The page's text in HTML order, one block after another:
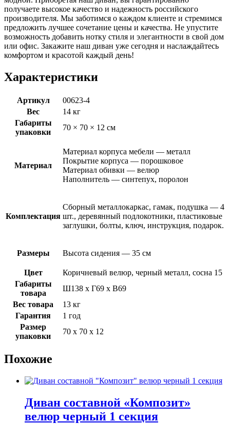
получаете высокое качество и надежность российского
производителя. Мы заботимся о каждом клиенте и стремимся
предложить лучшее сочетание цены и качества. Не упустите
возможность добавить нотку стиля и элегантности в свой дом
или офис. Закажите наш диван уже сегодня и наслаждайтесь
комфортом и красотой каждый день!
Характеристики
Артикул
00623-4
Вес
14 кг
Габариты
упаковки
70 × 70 × 12 см
Материал
Материал корпуса мебели — металл
Покрытие корпуса — порошковое
Материал обивки — велюр
Наполнитель — синтепух, поролон
Комплектация
Сборный металлокаркас, гамак, подушка — 4
шт., деревянный подлокотники, пластиковые
заглушки, болты, ключ, инструкция, подарок.
Размеры Высота сидения — 35 см
Цвет
Коричневый велюр, черный металл, сосна 15
Габариты
товара
Ш138 х Г69 х В69
Вес товара
13 кг
Гарантия
1 год
Размер
упаковки
70 х 70 х 12
Похожие
Диван составной «Композит»
велюр черный 1 секция